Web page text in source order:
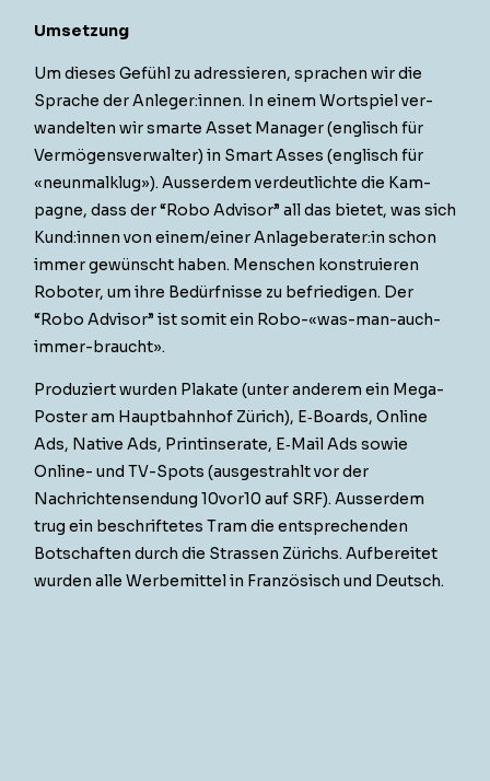
Umset­zung
Um dieses Gefühl zu adressieren, sprachen wir die
Sprache der Anleger:innen. In einem Wort­spiel ver­
wan­del­ten wir smarte Asset Man­ag­er (englisch für
Ver­mö­gensver­wal­ter) in Smart Ass­es (englisch für
«neun­malk­lug»). Ausser­dem verdeut­lichte die Kam­
pagne, dass der “Robo Advi­sor” all das bietet, was sich
Kund:innen von einem/einer Anlageberater:in schon
immer gewün­scht haben. Men­schen kon­stru­ieren
Robot­er, um ihre Bedürfnisse zu befriedi­gen. Der
“Robo Advi­sor” ist somit ein Robo-«was-man-auch-
immer-braucht».
Pro­duziert wur­den Plakate (unter anderem ein Mega-
Poster am Haupt­bahn­hof Zürich), E‑Boards, Online
Ads, Native Ads, Print­in­ser­ate, E‑Mail Ads sowie
Online- und TV-Spots (aus­ges­trahlt vor der
Nachricht­ensendung 10vor10 auf SRF). Ausser­dem
trug ein beschriftetes Tram die entsprechen­den
Botschaften durch die Strassen Zürichs. Auf­bere­it­et
wur­den alle Werbe­mit­tel in Franzö­sisch und Deutsch.